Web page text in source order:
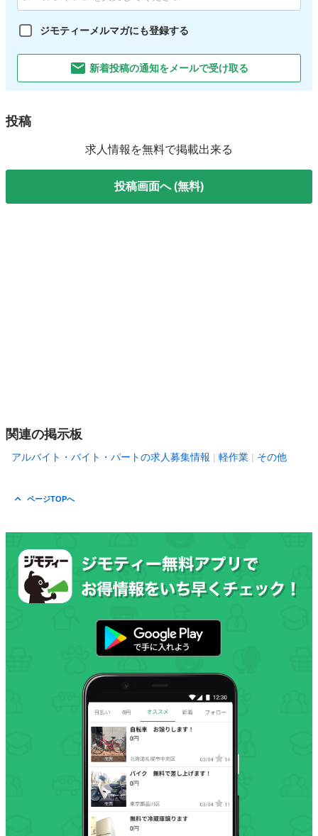
ジモティーメルマガにも登録する
新着投稿の通知をメールで受け取る
投稿
求人情報を無料で掲載出来る
投稿画面へ (無料)
関連の掲示板
アルバイト・バイト・パートの求人募集情報 軽作業 その他
ページTOPへ